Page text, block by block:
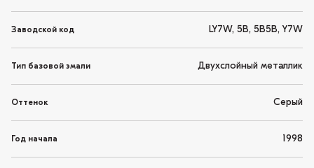
Заводской код LY7W, 5B, 5B5B, Y7W
Тип базовой эмали Двухслойный металлик
Оттенок Серый
Год начала 1998